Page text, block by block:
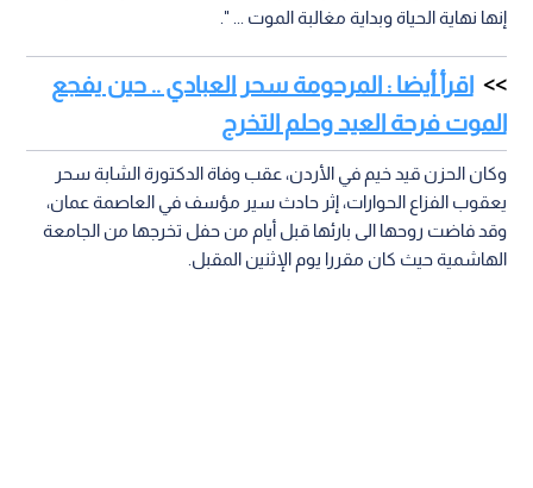
إنها نهاية الحياة وبداية مغالبة الموت ... ".
اقرأ أيضا : المرحومة سحر العبادي .. حين يفجع
الموت فرحة العيد وحلم التخرج
وكان الحزن قيد خيم في الأردن، عقب وفاة الدكتورة الشابة سحر
يعقوب الفزاع الحوارات، إثر حادث سير مؤسف في العاصمة عمان،
وقد فاضت روحها الى بارئها قبل أيام من حفل تخرجها من الجامعة
الهاشمية حيث كان مقررا يوم الإثنين المقبل.